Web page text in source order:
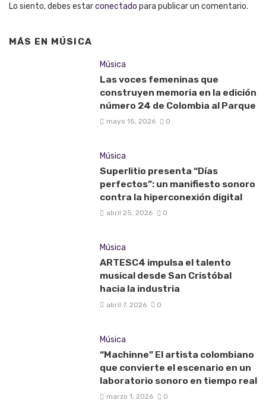
Lo siento, debes estarconectado para publicar un comentario.
MÁS EN MÚSICA
Música
Las voces femeninas que
construyen memoria en la edición
número 24 de Colombia al Parque
mayo 15, 2026 0
Música
Superlitio presenta “Días
perfectos”: un manifiesto sonoro
contra la hiperconexión digital
abril 25, 2026 0
Música
ARTESC4 impulsa el talento
musical desde San Cristóbal
hacia la industria
abril 7, 2026 0
Música
“Machinne” El artista colombiano
que convierte el escenario en un
laboratorio sonoro en tiempo real
marzo 1, 2026 0